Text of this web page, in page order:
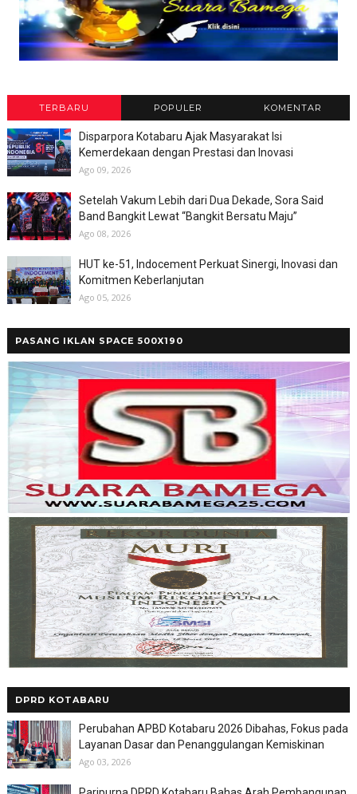
TERBARU POPULER KOMENTAR
Disparpora Kotabaru Ajak Masyarakat Isi
Kemerdekaan dengan Prestasi dan Inovasi
Ago 09, 2026
Setelah Vakum Lebih dari Dua Dekade, Sora Said
Band Bangkit Lewat “Bangkit Bersatu Maju”
Ago 08, 2026
HUT ke-51, Indocement Perkuat Sinergi, Inovasi dan
Komitmen Keberlanjutan
Ago 05, 2026
PASANG IKLAN SPACE 500X190
DPRD KOTABARU
Perubahan APBD Kotabaru 2026 Dibahas, Fokus pada
Layanan Dasar dan Penanggulangan Kemiskinan
Ago 03, 2026